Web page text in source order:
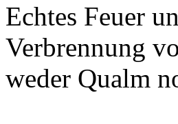
Echtes Feuer
Verbrennung
weder Qualm